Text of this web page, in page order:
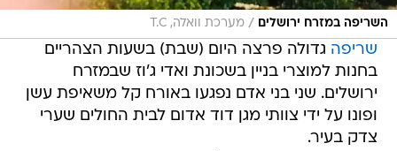
השריפה במזרח ירושלים / מערכת וואלה, T.C
שריפה גדולה פרצה היום (שבת) בשעות הצהריים
בחנות למוצרי בניין בשכונת ואדי ג'וז שבמזרח
ירושלים. שני בני אדם נפגעו באורח קל משאיפת עשן
ופונו על ידי צוותי מגן דוד אדום לבית החולים שערי
צדק בעיר.